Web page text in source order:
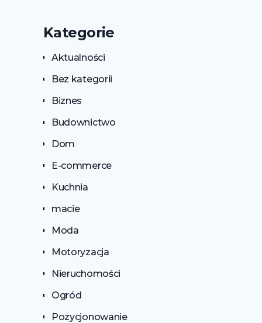
Kategorie
Aktualności
Bez kategorii
Biznes
Budownictwo
Dom
E-commerce
Kuchnia
macie
Moda
Motoryzacja
Nieruchomości
Ogród
Pozycjonowanie